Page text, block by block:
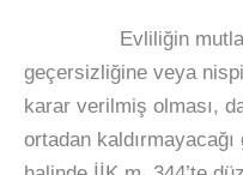
Evliliğin mutlak
geçersizliğine veya
karar verilmiş olması,
ortadan